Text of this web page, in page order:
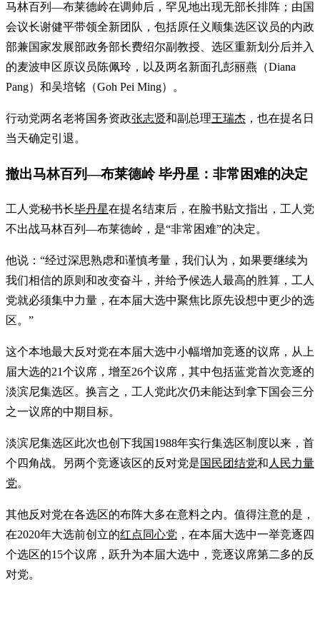
马林百列—布莱德岭在调帅后，罕见地出现无部长排阵；由国
会议长谢健平带领全新团队，包括原任义顺集选区议员的内政
部兼国家发展部政务部长费绍尔副教授、选区重新划分后并入
的麦波申区原议员陈佩玲，以及两名新面孔彭丽燕（Diana
Pang）和吴培铭（Goh Pei Ming）。
行动党两名老将国务资政张志贤和副总理王瑞杰 ，也在提名日
当天确定引退。
撤出马林百列—布莱德岭 毕丹星：非常困难的决定
工人党秘书长毕丹星在提名结束后，在脸书贴文指出，工人党
不出战马林百列—布莱德岭，是“非常困难”的决定。
他说：“经过深思熟虑和谨慎考量，我们认为，如果要继续为
我们相信的原则和改变奋斗，并给予候选人最高的胜算，工人
党就必须集中力量，在本届大选中聚焦比原先设想中更少的选
区。”
这个本地最大反对党在本届大选中小幅增加竞逐的议席，从上
届大选的21个议席，增至26个议席，其中包括蓝党首次竞逐的
淡滨尼集选区。换言之，工人党此次仍未能达到拿下国会三分
之一议席的中期目标。
淡滨尼集选区此次也创下我国1988年实行集选区制度以来，首
个四角战。另两个竞逐该区的反对党是国民团结党和 人民力量
党。
其他反对党在各选区的布阵大多在意料之内。值得注意的是，
在2020年大选前创立的红点同心党 ，在本届大选中一举竞逐四
个选区的15个议席，跃升为本届大选中，竞逐议席第二多的反
对党。